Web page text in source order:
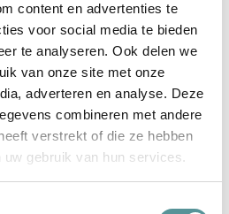
content en advertenties te
voor social media te bieden
te analyseren. Ook delen we
van onze site met onze
adverteren en analyse. Deze
combineren met andere
verstrekt of die ze hebben
gebruik van hun services.
heel blij met de betrokken en
ervaring uit